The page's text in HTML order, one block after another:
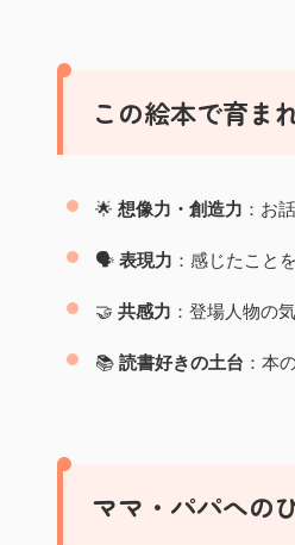
この絵本で育ま
🌟 想像力・創造力 ：お
🗣️ 表現力 ：感じたこと
🤝 共感力 ：登場人物の
📚 読書好きの土台 ：本
ママ・パパへの